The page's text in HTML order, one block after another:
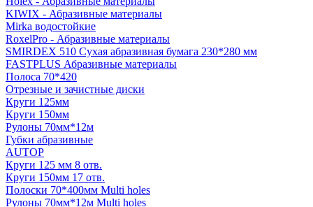
KIWIX - Абразивные материалы
Mirka водостойкие
RoxelPro - Абразивные материалы
SMIRDEX 510 Сухая абразивная бумага 230*280 мм
FASTPLUS Абразивные материалы
Полоса 70*420
Отрезные и зачистные диски
Круги 125мм
Круги 150мм
Рулоны 70мм*12м
Губки абразивные
AUTOP
Круги 125 мм 8 отв.
Круги 150мм 17 отв.
Полоски 70*400мм Multi holes
Рулоны 70мм*12м Multi holes